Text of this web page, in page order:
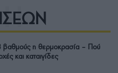
βαθμούς η θερμοκρασία – Πού
και καταιγίδες